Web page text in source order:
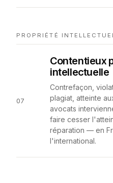
PROPRIÉTÉ
07
Contentieux
intellectuelle
Contrefaçon,
plagiat, atteinte
avocats
faire cesser
réparation — en
l'international.